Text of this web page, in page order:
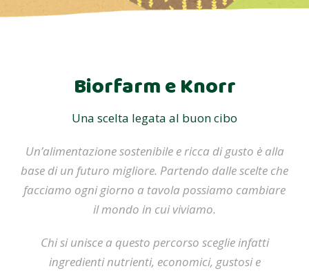
Biorfarm e Knorr
Una scelta legata al buon cibo
Un’alimentazione sostenibile e ricca di gusto è alla
base di un futuro migliore. Partendo dalle scelte che
facciamo ogni giorno a tavola possiamo cambiare
il mondo in cui viviamo.
Chi si unisce a questo percorso sceglie infatti
ingredienti nutrienti, economici, gustosi e